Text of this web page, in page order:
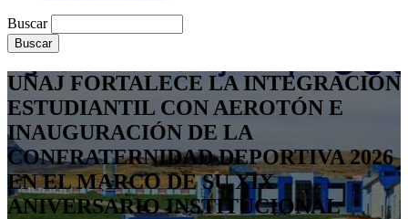
Buscar
UNAJ FORTALECE LA INTEGRACIÓN
ESTUDIANTIL CON AEROTÓN E
INAUGURACIÓN DE LA
CONFRATERNIDAD DEPORTIVA 2026
EN EL MARCO DE SU XIX
ANIVERSARIO INSTITUCIONAL